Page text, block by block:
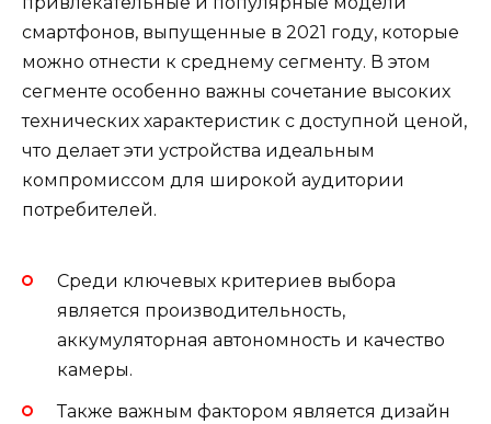
смартфонов, выпущенные в 2021 году, которые
можно отнести к среднему сегменту. В этом
сегменте особенно важны сочетание высоких
технических характеристик с доступной ценой,
что делает эти устройства идеальным
компромиссом для широкой аудитории
потребителей.
Среди ключевых критериев выбора
является производительность,
аккумуляторная автономность и качество
камеры.
Также важным фактором является дизайн